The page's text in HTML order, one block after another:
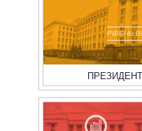
РІВЕНЬ